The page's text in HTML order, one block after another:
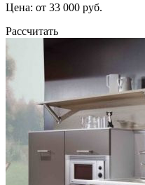
Цена: от 33 000 руб.
Рассчитать